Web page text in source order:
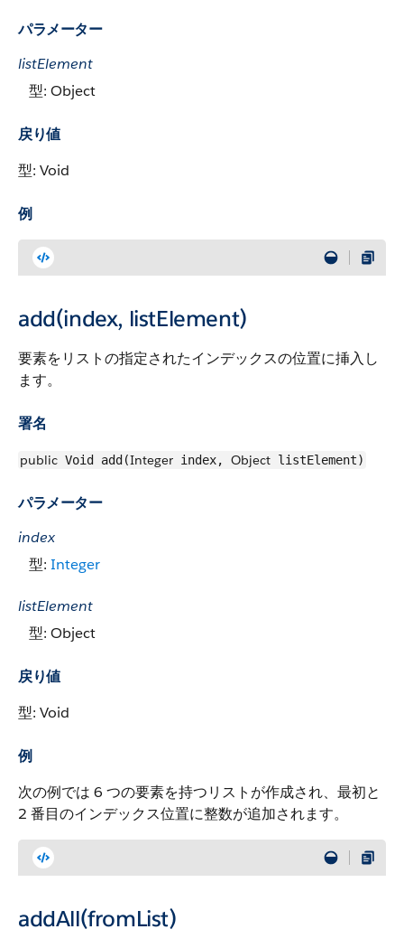
パラメーター
listElement
型: Object
戻り値
型: Void
例
add(index, listElement)
要素をリストの指定されたインデックスの位置に挿入し
ます。
署名
public Void add(Integer index, Object listElement)
パラメーター
index
型: Integer
listElement
型: Object
戻り値
型: Void
例
次の例では 6 つの要素を持つリストが作成され、最初と
2 番目のインデックス位置に整数が追加されます。
addAll(fromList)